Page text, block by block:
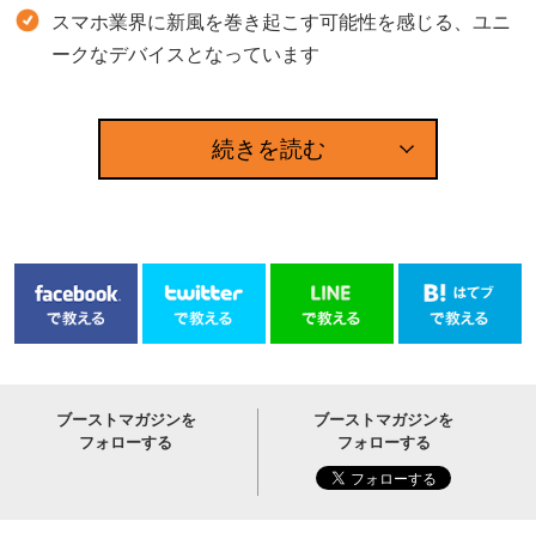
スマホ業界に新風を巻き起こす可能性を感じる、ユニ
ークなデバイスとなっています
続きを読む
ブーストマガジンを
フォローする
ブーストマガジンを
フォローする